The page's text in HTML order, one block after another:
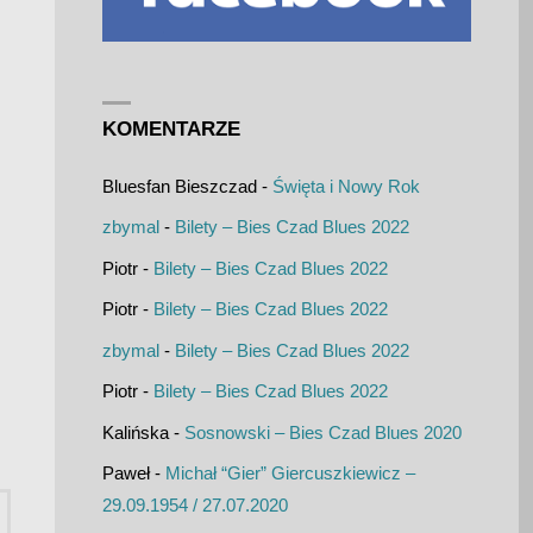
KOMENTARZE
Bluesfan Bieszczad- Święta i Nowy Rok
zbymal- Bilety – Bies Czad Blues 2022
Piotr- Bilety – Bies Czad Blues 2022
Piotr- Bilety – Bies Czad Blues 2022
zbymal- Bilety – Bies Czad Blues 2022
Piotr- Bilety – Bies Czad Blues 2022
Kalińska- Sosnowski – Bies Czad Blues 2020
Paweł- Michał “Gier” Giercuszkiewicz –
29.09.1954 / 27.07.2020